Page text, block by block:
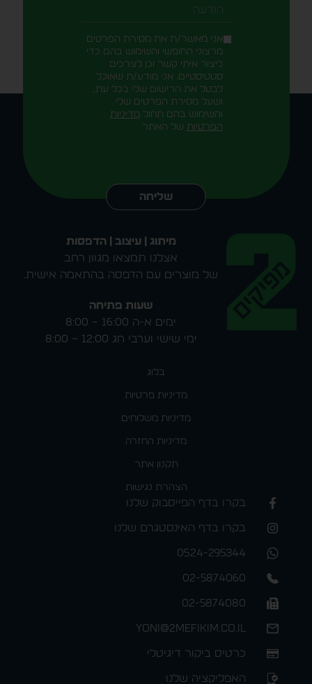
הודעה
אני מאשר/ת את מסירת הפרטים
מרצוני החופשי והשימוש בהם כדי
ליצור איתי קשר וכן לצרכים
סטטיסטיים. אני מודע/ת שאוכל
לבטל את הרישום שלי בכל עת,
ושעל מסירת הפרטים שלי
והשימוש בהם תחול מדיניות
הפרטיות של האתר
שליחה
מיתוג | עיצוב | הדפסות
אצלנו תמצאו מגוון רחב
של מוצרים עם הדפסה בהתאמה אישית.
שעות פתיחה
ימים א-ה 16:00 – 8:00
ימי שישי וערבי חג 12:00 – 8:00
בלוג
מדיניות פרטיות
מדיניות משלוחים
מדיניות החזרה
תקנון אתר
הצהרת נגישות
בקרו בדף הפייסבוק שלנו
בקרו בדף האינסטגרם שלנו
0524-295344
02-5874060
02-5874080
yoni@2mefikim.co.il
כרטיס ביקור דיגיטלי
האפליקציה שלנו